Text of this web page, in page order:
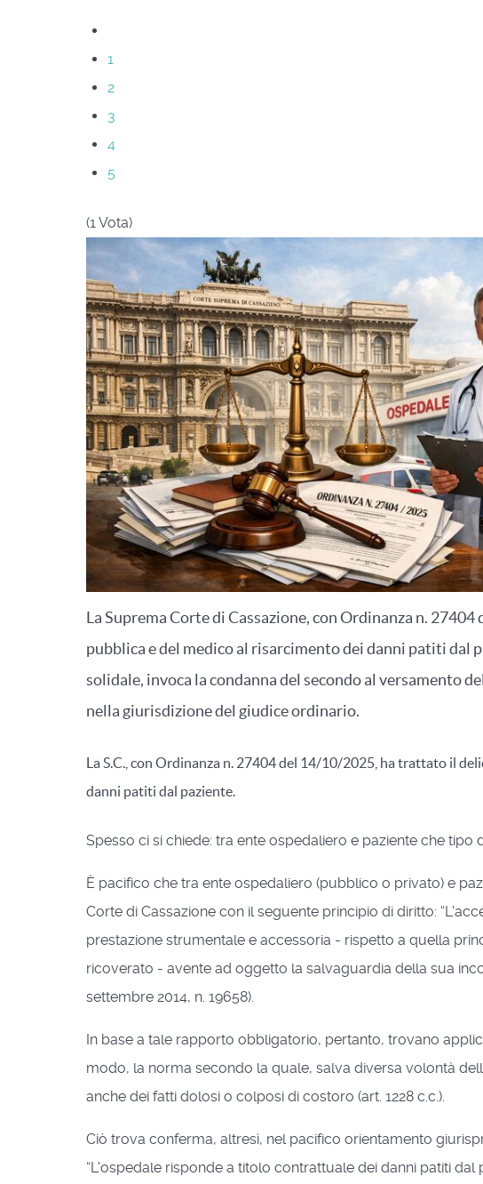
1
2
3
4
5
(1 Vota)
La Suprema Corte di Cassazione, con Ordinanza n.
pubblica e del medico al risarcimento dei danni patiti dal
solidale, invoca la condanna del secondo al versamento
nella giurisdizione del giudice ordinario.
La S.C., con Ordinanza n. 27404 del 14/10/2025, ha trattato il
danni patiti dal paziente.
Spesso ci si chiede: tra ente ospedaliero e paziente che tipo
È pacifico che tra ente ospedaliero (pubblico o privato) e
Corte di Cassazione con il seguente principio di diritto:
prestazione strumentale e accessoria - rispetto a quella
ricoverato - avente ad oggetto la salvaguardia della sua
settembre 2014, n. 19658).
In base a tale rapporto obbligatorio, pertanto, trovano
modo, la norma secondo la quale, salva diversa volontà
anche dei fatti dolosi o colposi di costoro (art. 1228 c.c.).
Ciò trova conferma, altresì, nel pacifico orientamento
“L'ospedale risponde a titolo contrattuale dei danni patiti